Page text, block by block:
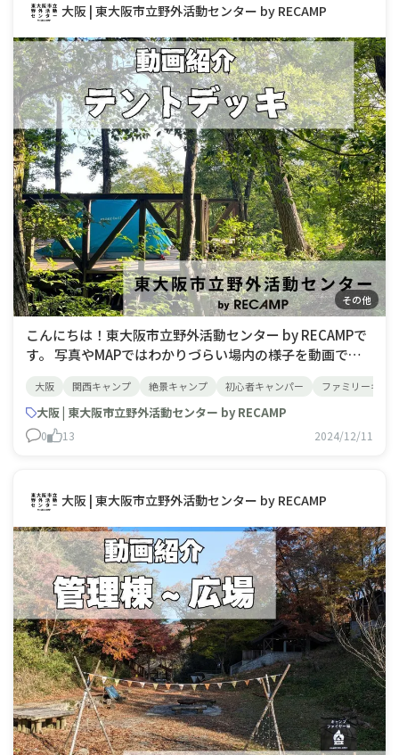
大阪 | 東大阪市立野外活動センター by RECAMP
その他
こんにちは！東大阪市立野外活動センター by RECAMPで
す。 写真やMAPではわかりづらい場内の様子を動画で紹
だけはわからない隣のサイトとの距離感、樹々の様子、勾
配の有無、駐車場からの距離をこちらの動画で確認くださ
い。&nb
大阪 関西キャンプ 絶景キャンプ 初心者キャンパー ファミリーキャ
大阪 | 東大阪市立野外活動センター by RECAMP
0 13 2024/12/11
大阪 | 東大阪市立野外活動センター by RECAMP